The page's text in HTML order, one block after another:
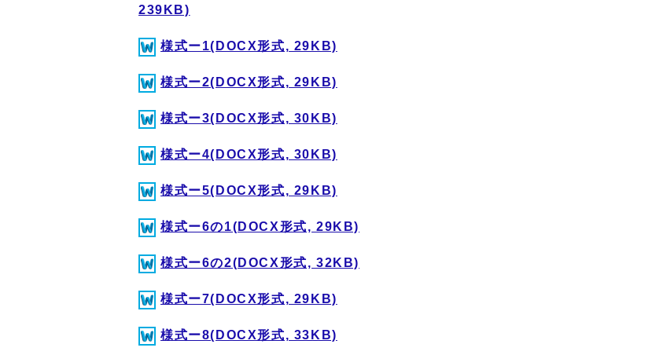
239KB)
様式ー1(DOCX形式, 29KB)
様式ー2(DOCX形式, 29KB)
様式ー3(DOCX形式, 30KB)
様式ー4(DOCX形式, 30KB)
様式ー5(DOCX形式, 29KB)
様式ー6の1(DOCX形式, 29KB)
様式ー6の2(DOCX形式, 32KB)
様式ー7(DOCX形式, 29KB)
様式ー8(DOCX形式, 33KB)